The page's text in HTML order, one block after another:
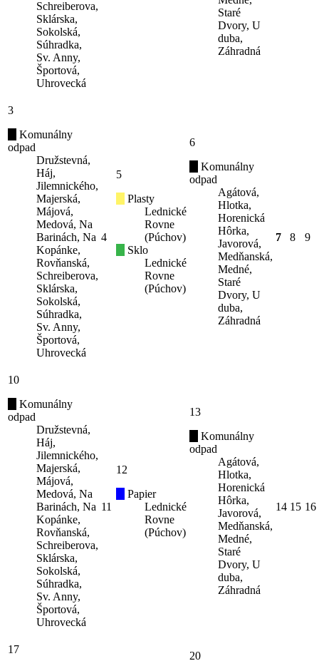
Schreiberova,
Sklárska,
Sokolská,
Súhradka,
Sv. Anny,
Športová,
Uhrovecká
Staré
Dvory, U
duba,
Záhradná
3
Komunálny
odpad
Družstevná,
Háj,
Jilemnického,
Majerská,
Májová,
Medová, Na
Barinách, Na
Kopánke,
Rovňanská,
Schreiberova,
Sklárska,
Sokolská,
Súhradka,
Sv. Anny,
Športová,
Uhrovecká
4
5
Plasty
Lednické
Rovne
(Púchov)
Sklo
Lednické
Rovne
(Púchov)
6
Komunálny
odpad
Agátová,
Hlotka,
Horenická
Hôrka,
Javorová,
Medňanská,
Medné,
Staré
Dvory, U
duba,
Záhradná
7 8 9
10
Komunálny
odpad
Družstevná,
Háj,
Jilemnického,
Majerská,
Májová,
Medová, Na
Barinách, Na
Kopánke,
Rovňanská,
Schreiberova,
Sklárska,
Sokolská,
Súhradka,
Sv. Anny,
Športová,
Uhrovecká
11
12
Papier
Lednické
Rovne
(Púchov)
13
Komunálny
odpad
Agátová,
Hlotka,
Horenická
Hôrka,
Javorová,
Medňanská,
Medné,
Staré
Dvory, U
duba,
Záhradná
14 15 16
17
20